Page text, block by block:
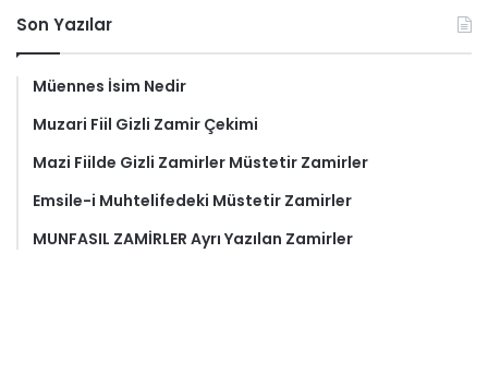
Son Yazılar
Müennes İsim Nedir
Muzari Fiil Gizli Zamir Çekimi
Mazi Fiilde Gizli Zamirler Müstetir Zamirler
Emsile-i Muhtelifedeki Müstetir Zamirler
MUNFASIL ZAMİRLER Ayrı Yazılan Zamirler